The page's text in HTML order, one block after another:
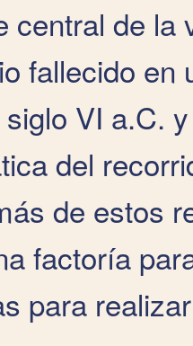
central de la
fallecido en
VI a.C.
del
de estos
factoría
para